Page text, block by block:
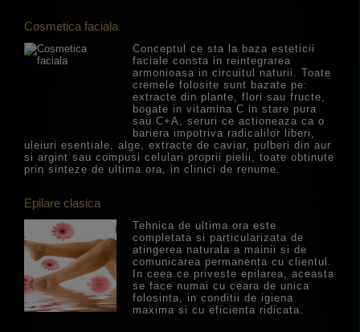
Cosmetica faciala
Conceptul ce sta la baza esteticii
faciale consta in reintegrarea
armonioasa in circuitul naturii. Toate
cremele folosite sunt bazate pe:
extracte din plante, flori sau fructe,
bogate in vitamina C in stare pura
sau C+A, seruri ce actioneaza ca o
bariera impotriva radicalilor liberi,
uleiuri esentiale, alge, extracte de caviar, pulberi din aur
si argint sau compusi celulari proprii pielii, toate obtinute
prin sinteze de ultima ora, in clinici de renume.
Epilare clasica
Tehnica de ultima ora este
completata si particularizata de
atingerea naturala a mainii si de
comunicarea permanenta cu clientul.
In ceea ce priveste epilarea, aceasta
se face numai cu ceara de unica
folosinta, in conditii de igiena
maxima si cu eficienta ridicata.